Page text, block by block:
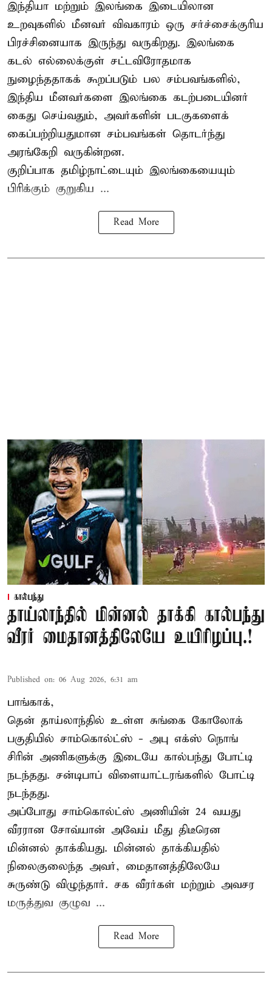
இந்தியா மற்றும் இலங்கை இடையிலான
உறவுகளில் மீனவர் விவகாரம் ஒரு சர்ச்சைக்குரிய
பிரச்சினையாக இருந்து வருகிறது. இலங்கை
கடல் எல்லைக்குள் சட்டவிரோதமாக
நுழைந்ததாகக் கூறப்படும் பல சம்பவங்களில்,
இந்திய மீனவர்களை இலங்கை கடற்படையினர்
கைது செய்வதும், அவர்களின் படகுகளைக்
கைப்பற்றியதுமான சம்பவங்கள் தொடர்ந்து
அரங்கேறி வருகின்றன.
குறிப்பாக தமிழ்நாட்டையும் இலங்கையையும்
பிரிக்கும் குறுகிய ...
Read More
கால்பந்து
தாய்லாந்தில் மின்னல் தாக்கி கால்பந்து
வீரர் மைதானத்திலேயே உயிரிழப்பு.!
Published on: 06 Aug 2026, 6:31 am
பாங்காக்,
தென் தாய்லாந்தில் உள்ள சுங்கை கோலோக்
பகுதியில் சாம்கொல்ட்ஸ் - அபு எக்ஸ் நொங்
சிரின் அணிகளுக்கு இடையே கால்பந்து போட்டி
நடந்தது. சன்டிபாப் விளையாட்டரங்களில் போட்டி
நடந்தது.
அப்போது சாம்கொல்ட்ஸ் அணியின் 24 வயது
வீரரான சோவ்யான் அவேய் மீது திடீரென
மின்னல் தாக்கியது. மின்னல் தாக்கியதில்
நிலைகுலைந்த அவர், மைதானத்திலேயே
சுருண்டு விழுந்தார். சக வீரர்கள் மற்றும் அவசர
மருத்துவ குழுவ ...
Read More